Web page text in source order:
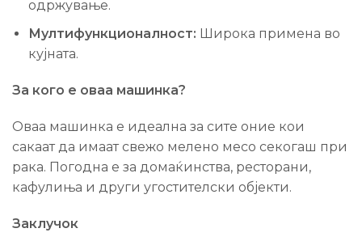
одржување.
Мултифункционалност: Широка примена во
кујната.
За кого е оваа машинка?
Оваа машинка е идеална за сите оние кои
сакаат да имаат свежо мелено месо секогаш при
рака. Погодна е за домаќинства, ресторани,
кафулиња и други угостителски објекти.
Заклучок